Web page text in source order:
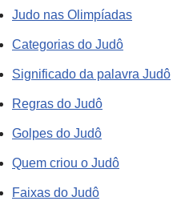
Judo nas Olimpíadas
Categorias do Judô
Significado da palavra Judô
Regras do Judô
Golpes do Judô
Quem criou o Judô
Faixas do Judô